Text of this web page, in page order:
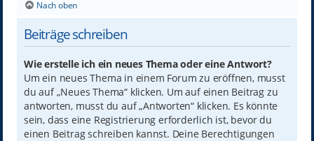
Nach oben
Beiträge schreiben
Wie erstelle ich ein neues Thema oder eine Antwort?
Um ein neues Thema in einem Forum zu eröffnen, musst
du auf „Neues Thema“ klicken. Um auf einen Beitrag zu
antworten, musst du auf „Antworten“ klicken. Es könnte
sein, dass eine Registrierung erforderlich ist, bevor du
einen Beitrag schreiben kannst. Deine Berechtigungen